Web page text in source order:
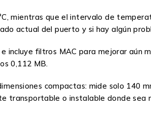
mientras que el intervalo de
actual del puerto y si hay algún
filtros MAC para mejorar aún
0,112 MB.
compactas: mide solo 140
transportable o instalable donde sea